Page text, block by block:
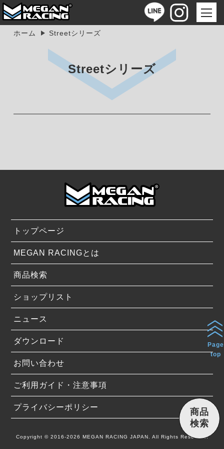
ホーム Streetシリーズ
Streetシリーズ
トップページ
MEGAN RACINGとは
商品検索
ショップリスト
ニュース
ダウンロード
お問い合わせ
ご利用ガイド・注意事項
プライバシーポリシー
Copyright © 2016-2026 MEGAN RACING JAPAN. All Rights Reserved.
Page
top
商品
検索